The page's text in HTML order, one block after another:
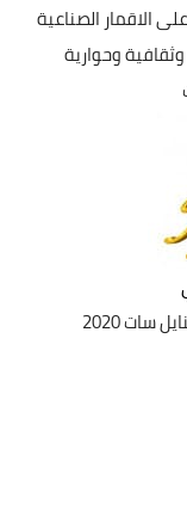
قناة انجيل العربية الجديد Angel TV Arabia على الاقمار الصناعية
وحوارية
سات 2020